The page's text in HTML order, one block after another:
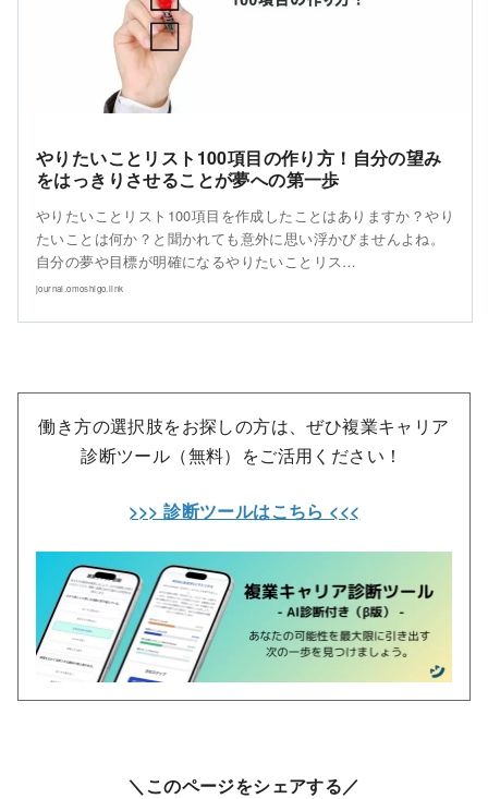
やりたいことリスト100項目の作り方！自分の望み
をはっきりさせることが夢への第一歩
やりたいことリスト100項目を作成したことはありますか？やり
たいことは何か？と聞かれても意外に思い浮かびませんよね。
自分の夢や目標が明確になるやりたいことリス…
journal.omoshigo.link
働き方の選択肢をお探しの方は、ぜひ複業キャリア
診断ツール（無料）をご活用ください！
>>> 診断ツールはこちら <<<
＼このページをシェアする／